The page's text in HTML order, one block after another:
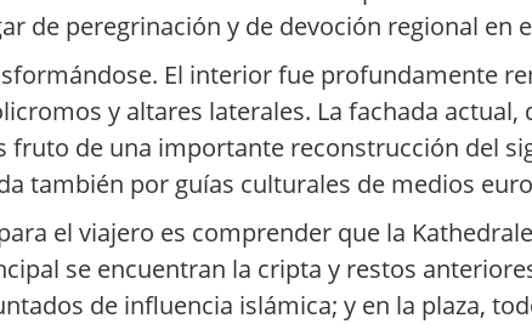
de peregrinación y de devoción regional en
El interior fue profundamente
y altares laterales. La fachada actual,
fruto de una importante reconstrucción del
también por guías culturales de medios
el viajero es comprender que la
se encuentran la cripta y restos
de influencia islámica; y en la plaza,